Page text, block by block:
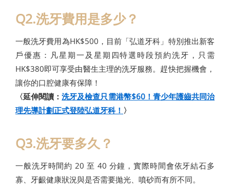
Q2.洗牙費用是多少？
一般洗牙費用為HK$500，目前「弘道牙科」特別推出新客
戶優惠：凡星期一及星期四特選時段預約洗牙，只需
HK$380即可享受由醫生主理的洗牙服務。趕快把握機會，
讓你的口腔健康有保障！
〈延伸閱讀：洗牙及檢查只需港幣$60！青少年護齒共同治
理先導計劃正式登陸弘道牙科！ 〉
Q3.洗牙要多久？
一般洗牙時間約 20 至 40 分鐘，實際時間會依牙結石多
寡、牙齦健康狀況與是否需要拋光、噴砂而有所不同。